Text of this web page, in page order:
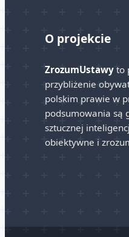
O projekcie
ZrozumUstawy to
przybliżenie
polskim prawie w
podsumowania są
sztucznej
obiektywne i